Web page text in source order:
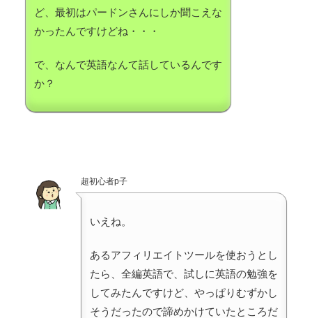
ど、最初はパードンさんにしか聞こえな
かったんですけどね・・・
で、なんで英語なんて話しているんです
か？
超初心者p子
いえね。
あるアフィリエイトツールを使おうとし
たら、全編英語で、試しに英語の勉強を
してみたんですけど、やっぱりむずかし
そうだったので諦めかけていたところだ